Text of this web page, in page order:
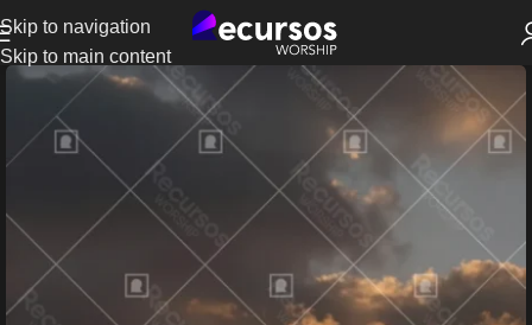
Skip to navigation
Skip to main content